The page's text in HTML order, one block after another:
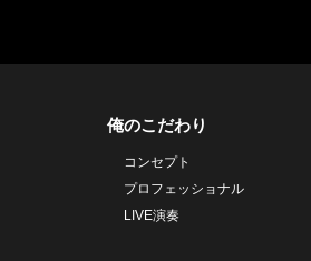
俺のこだわり
コンセプト
プロフェッショナル
LIVE演奏